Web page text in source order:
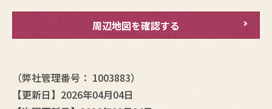
周辺地図を確認する
（弊社管理番号： 1003883）
【更新日】2026年04月04日